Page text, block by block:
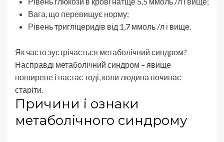
Вага, що перевищує норму;
Рівень тригліцеридів від 1,7 ммоль /л і вище.
Як часто зустрічається метаболічний синдром?
Насправді метаболічний синдром – явище
поширене і настає тоді, коли людина починає
старіти.
Причини і ознаки
метаболічного синдрому